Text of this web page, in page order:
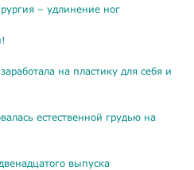
– удлинение ног
на пластику для себя и
естественной грудью на
выпуска